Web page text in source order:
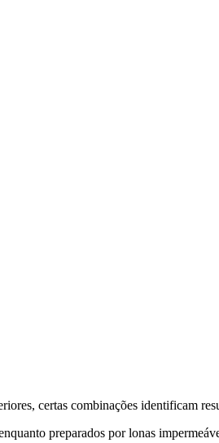
certas combinações identificam
preparados por lonas